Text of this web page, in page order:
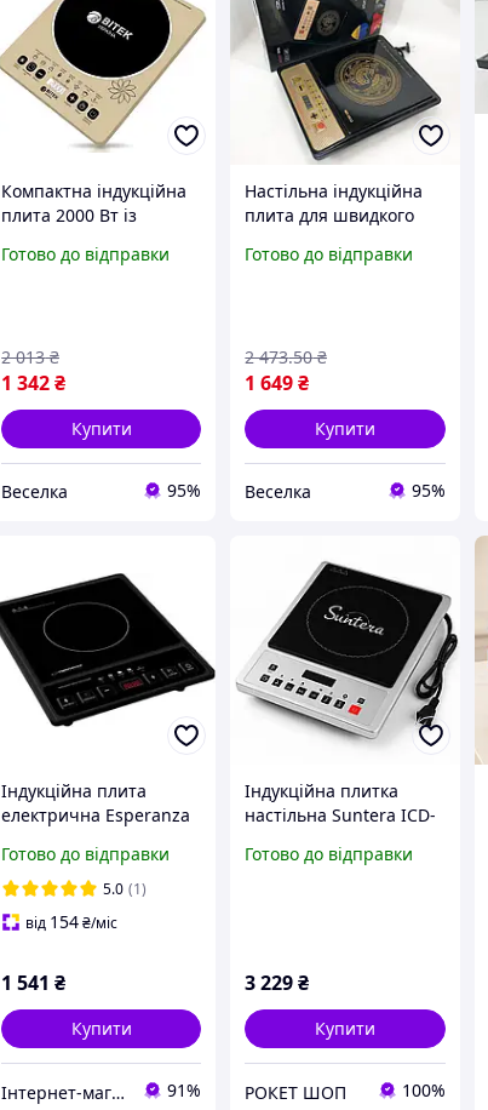
Компактна індукційна
плита 2000 Вт із
для швидкого
Готово до відправки
1 342₴
2 013 ₴
Купити
Веселка 95%
Настільна індукційна
плита для швидкого
сенсорним
Готово до відправки
1 649₴
2 473.50 ₴
Купити
Веселка 95%
Індукційна плита
електрична Esperanza
Готово до відправки
5.0 (1)
від 154₴/міс
1 541 ₴
Купити
Інтернет-магазин "Техномаг" 91%
Індукційна плитка
настільна Suntera ICD-
Портативна плита
Готово до відправки
3 229₴
Купити
РОКЕТ ШОП 100%